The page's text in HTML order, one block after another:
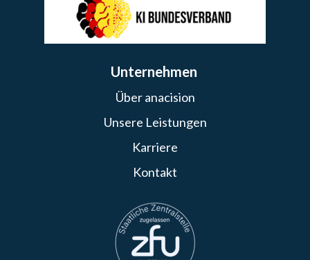
Unternehmen
Über anacision
Unsere Leistungen
Karriere
Kontakt